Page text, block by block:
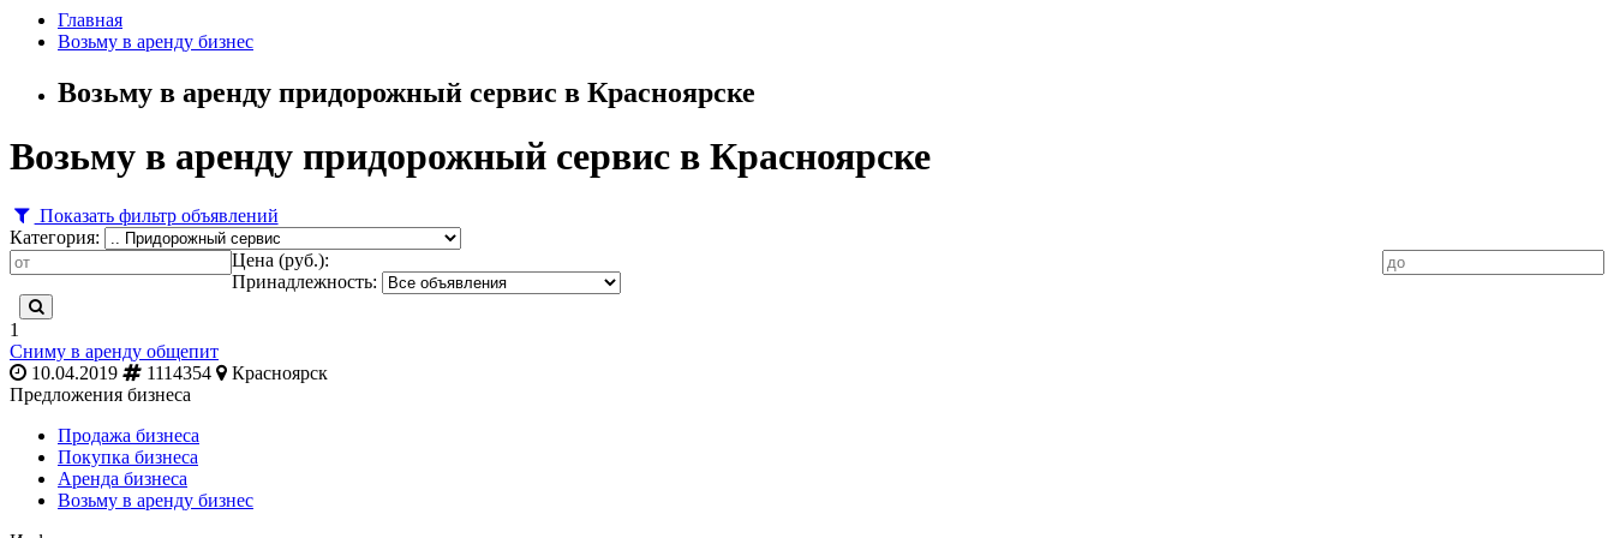
Главная
Возьму в аренду бизнес
Возьму в аренду придорожный сервис в Красноярске
Возьму в аренду придорожный сервис в Красноярске
Показать фильтр объявлений
Категория:
Цена (руб.):
Принадлежность:
1
Сниму в аренду общепит
10.04.2019
1114354
Красноярск
Предложения бизнеса
Продажа бизнеса
Покупка бизнеса
Аренда бизнеса
Возьму в аренду бизнес